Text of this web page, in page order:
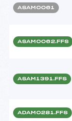
ASAM0061
ASAM0062.FFS
ASAM1391.FFS
ADAM0281.FFS